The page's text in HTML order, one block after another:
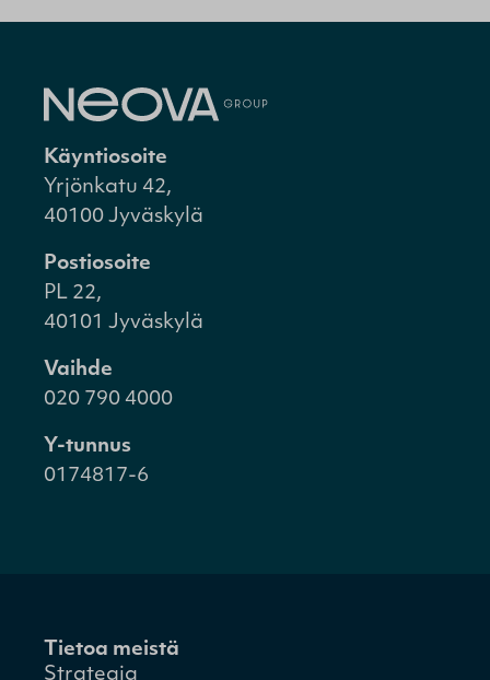
Käyntiosoite
Yrjönkatu 42,
40100 Jyväskylä
Postiosoite
PL 22,
40101 Jyväskylä
Vaihde
020 790 4000
Y-tunnus
0174817-6
Tietoa meistä
Strategia